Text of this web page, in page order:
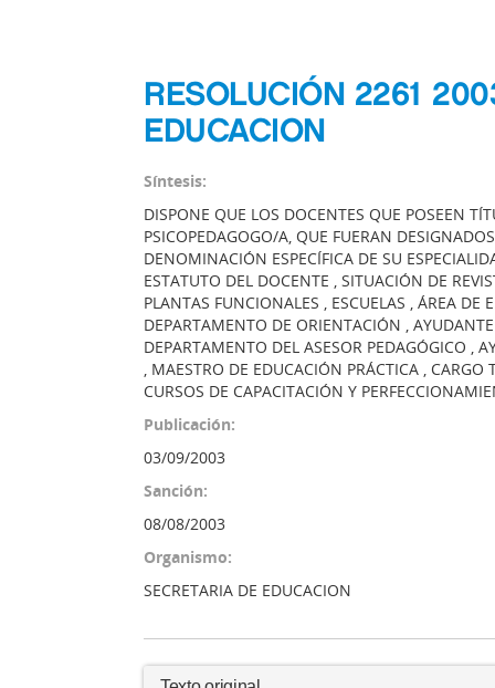
RESOLUCIÓN 2261
EDUCACION
Síntesis:
DISPONE QUE LOS DOCENTES QUE POSEEN
PSICOPEDAGOGO/A, QUE FUERAN
DENOMINACIÓN ESPECÍFICA DE SU
ESTATUTO DEL DOCENTE , SITUACIÓN DE
PLANTAS FUNCIONALES , ESCUELAS , ÁREA
DEPARTAMENTO DE ORIENTACIÓN ,
DEPARTAMENTO DEL ASESOR PEDAGÓGICO ,
, MAESTRO DE EDUCACIÓN PRÁCTICA ,
CURSOS DE CAPACITACIÓN Y
Publicación:
03/09/2003
Sanción:
08/08/2003
Organismo:
SECRETARIA DE EDUCACION